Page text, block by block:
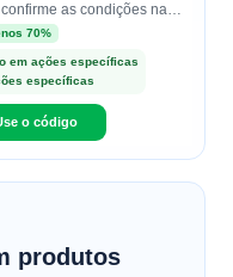
as condições na
70%
em ações específicas
específicas
o código
produtos